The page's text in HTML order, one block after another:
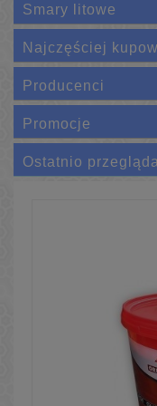
Smary litowe
Najczęściej
Producenci
Promocje
Ostatnio